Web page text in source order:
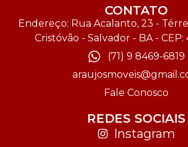
CONTATO
Endereço: Rua Acalanto, 23 -
Cristóvão - Salvador - BA - CEP:
(71) 9 8469-6819
Fale Conosco
REDES SOCIAIS
Instagram